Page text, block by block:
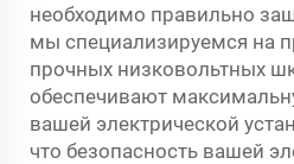
необходимо правильно
мы специализируемся на
прочных низковольтных
обеспечивают
вашей электрической
что безопасность вашей